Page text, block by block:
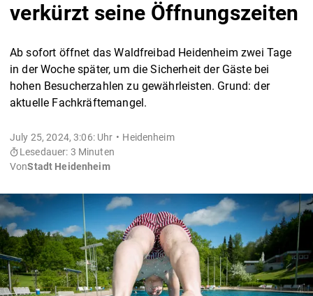
verkürzt seine Öffnungszeiten
Ab sofort öffnet das Waldfreibad Heidenheim zwei Tage
in der Woche später, um die Sicherheit der Gäste bei
hohen Besucherzahlen zu gewährleisten. Grund: der
aktuelle Fachkräftemangel.
July 25, 2024, 3:06: Uhr
Heidenheim
Lesedauer: 3 Minuten
VonStadt Heidenheim